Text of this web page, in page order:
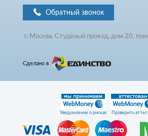
Обратный звонок
г. Москва, Студёный проезд, дом 20,
Сделано в
Уведомление о рисках Проверить